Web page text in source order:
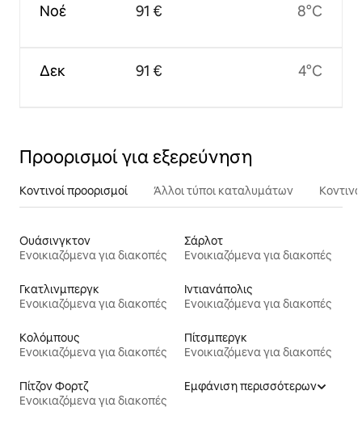
Νοέ
Δεκ
91 €
91 €
8°C
4°C
Προορισμοί για εξερεύνηση
Κοντινοί προορισμοί Άλλοι τύποι καταλυμάτων
Ουάσινγκτον
Ενοικιαζόμενα για διακοπές
Σάρλοτ
Ενοικιαζόμενα για διακοπές
Γκατλινμπεργκ
Ενοικιαζόμενα για διακοπές
Ιντιανάπολις
Ενοικιαζόμενα για διακοπές
Κολόμπους
Ενοικιαζόμενα για διακοπές
Πίτσμπεργκ
Ενοικιαζόμενα για διακοπές
Πίτζον Φορτζ
Ενοικιαζόμενα για διακοπές
Εμφάνιση περισσότερων